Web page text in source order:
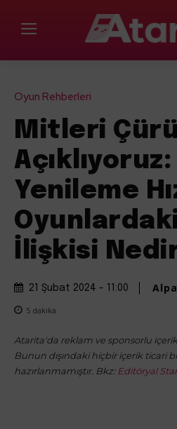
Oyun Rehberleri
Mitleri
Açıklıyoruz:
Yenileme
İlişkisi
21 Şubat 2024 - 11:00
5 dakika
Atarita'da reklam ve sponsorlu
Bunun dışındaki hiçbir içerik ticari
hazırlanmamıştır. Bkz: Editöryal